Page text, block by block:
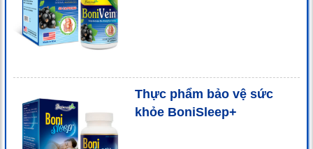
Thực phẩm bảo vệ sức
khỏe BoniSleep+